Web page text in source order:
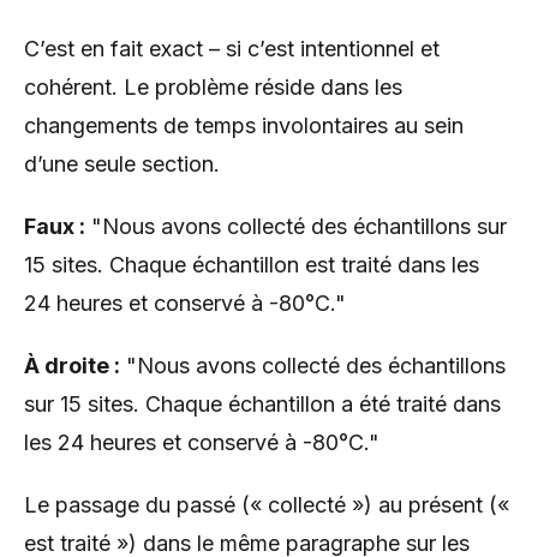
C’est en fait exact – si c’est intentionnel et
cohérent. Le problème réside dans les
changements de temps involontaires au sein
d’une seule section.
Faux : "Nous avons collecté des échantillons sur
15 sites. Chaque échantillon est traité dans les
24 heures et conservé à -80°C."
À droite : "Nous avons collecté des échantillons
sur 15 sites. Chaque échantillon a été traité dans
les 24 heures et conservé à -80°C."
Le passage du passé (« collecté ») au présent («
est traité ») dans le même paragraphe sur les